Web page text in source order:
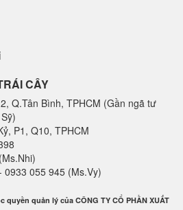
CÂY
Q.Tân Bình, TPHCM (Gần ngã tư
P1, Q10, TPHCM
0933 055 945 (Ms.Vy)
quản lý của CÔNG TY CỔ PHẦN XUẤT